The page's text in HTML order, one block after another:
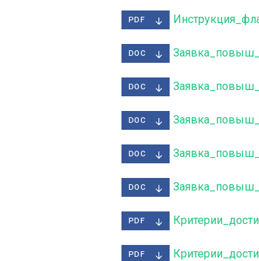
PDF
DOC
DOC
DOC
DOC
DOC
PDF
PDF